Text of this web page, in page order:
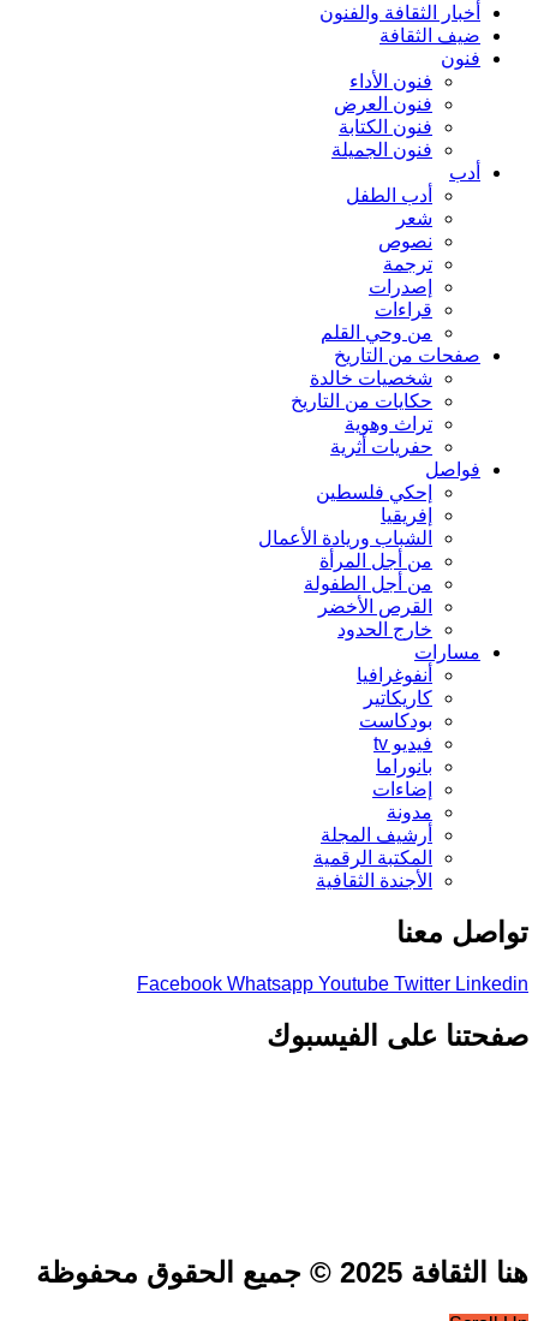
أخبار الثقافة والفنون
ضيف الثقافة
فنون
فنون الأداء
فنون العرض
فنون الكتابة
فنون الجميلة
أدب
أدب الطفل
شعر
نصوص
ترجمة
إصدرات
قراءات
من وحي القلم
صفحات من التاريخ
شخصيات خالدة
حكايات من التاريخ
تراث وهوية
حفريات أثرية
فواصل
إحكي فلسطين
إفريقيا
الشباب وريادة الأعمال
من أجل المرأة
من أجل الطفولة
القرص الأخضر
خارج الحدود
مسارات
أنفوغرافيا
كاريكاتير
بودكاست
فيديو tv
بانوراما
إضاءات
مدونة
أرشيف المجلة
المكتبة الرقمية
الأجندة الثقافية
تواصل معنا
Facebook Whatsapp Youtube Twitter Linkedin
صفحتنا على الفيسبوك
هنا الثقافة 2025 © جميع الحقوق محفوظة